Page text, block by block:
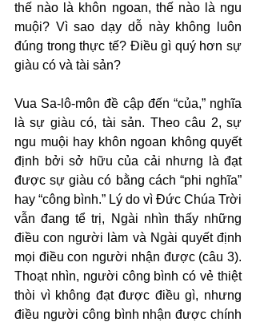
thế nào là khôn ngoan, thế nào là ngu
muội? Vì sao dạy dỗ này không luôn
đúng trong thực tế? Điều gì quý hơn sự
giàu có và tài sản?
Vua Sa-lô-môn đề cập đến “của,” nghĩa
là sự giàu có, tài sản. Theo câu 2, sự
ngu muội hay khôn ngoan không quyết
định bởi sở hữu của cải nhưng là đạt
được sự giàu có bằng cách “phi nghĩa”
hay “công bình.” Lý do vì Đức Chúa Trời
vẫn đang tể trị, Ngài nhìn thấy những
điều con người làm và Ngài quyết định
mọi điều con người nhận được (câu 3).
Thoạt nhìn, người công bình có vẻ thiệt
thòi vì không đạt được điều gì, nhưng
điều người công bình nhận được chính